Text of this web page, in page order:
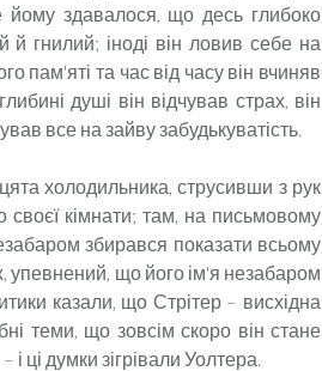
йому здавалося, що десь глибоко
гнилий; іноді він ловив себе на
пам'яті та час від часу він вчиняв
душі він відчував страх, він
все на зайву забудькуватість.
холодильника, струсивши з рук
своєї кімнати; там, на письмовому
збирався показати всьому
упевнений, що його ім'я незабаром
казали, що Стрітер – висхідна
теми, що зовсім скоро він стане
ці думки зігрівали Уолтера.